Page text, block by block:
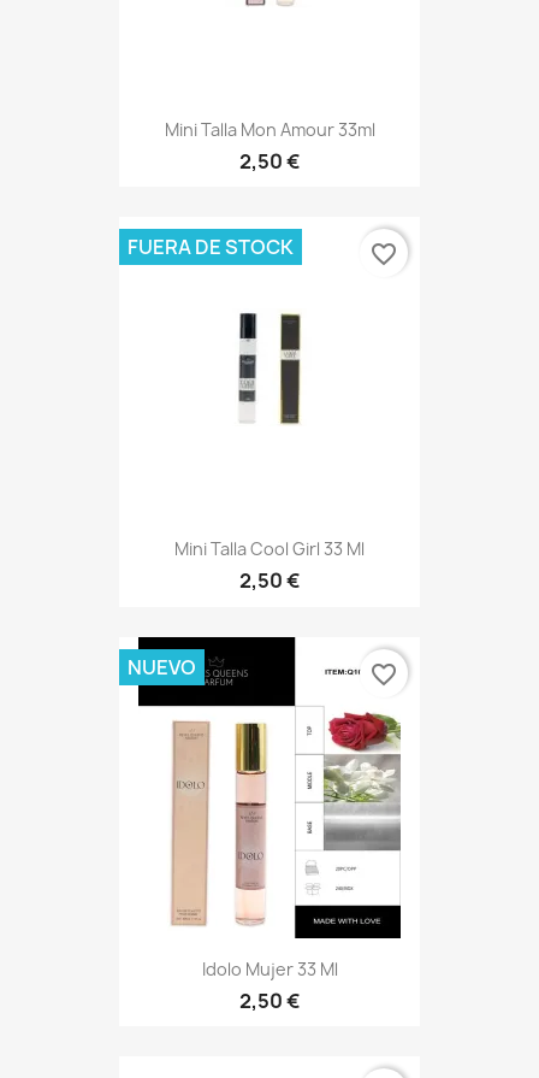
Mini Talla Mon Amour 33ml
2,50 €
Mini Talla Cool Girl 33 Ml
2,50 €
FUERA DE STOCK favorite_border
Idolo Mujer 33 Ml
2,50 €
NUEVO favorite_border